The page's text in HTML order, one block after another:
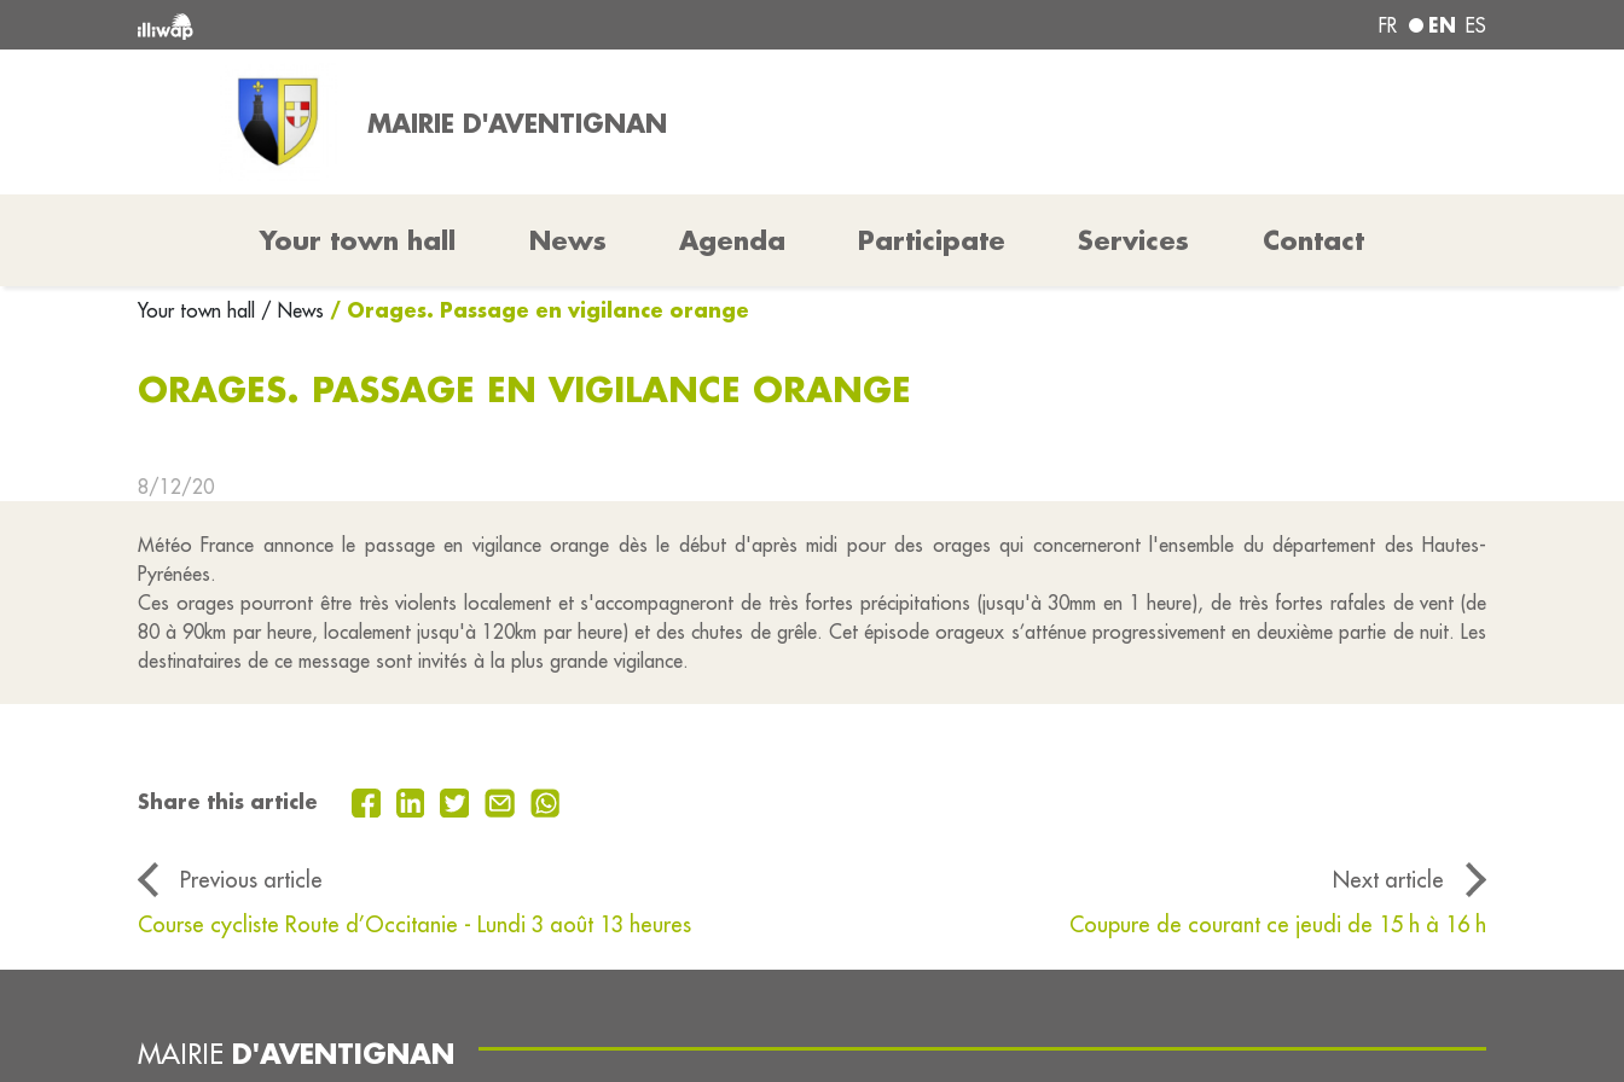
FR EN ES
MAIRIE D'AVENTIGNAN
Your town hall News Agenda Participate Services Contact
Your town hall / News / Orages. Passage en vigilance orange
ORAGES. PASSAGE EN VIGILANCE ORANGE
8/12/20
Météo France annonce le passage en vigilance orange dès le début d'après midi pour des orages qui concerneront l'ensemble du département des Hautes-
Pyrénées.
Ces orages pourront être très violents localement et s'accompagneront de très fortes précipitations (jusqu'à 30mm en 1 heure), de très fortes rafales de vent (de
80 à 90km par heure, localement jusqu'à 120km par heure) et des chutes de grêle. Cet épisode orageux s’atténue progressivement en deuxième partie de nuit. Les
destinataires de ce message sont invités à la plus grande vigilance.
Share this article
Previous article
Next article
Course cycliste Route d’Occitanie - Lundi 3 août 13 heures
Coupure de courant ce jeudi de 15 h à 16 h
MAIRIE D'AVENTIGNAN